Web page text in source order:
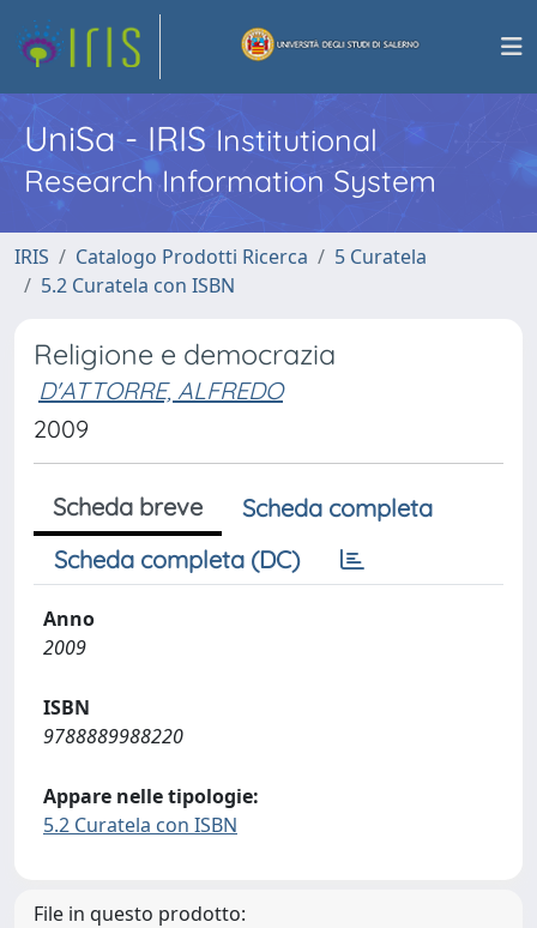
UniSa - IRISInstitutional
Research Information System
IRIS Catalogo Prodotti Ricerca
5 Curatela
5.2 Curatela con ISBN
Religione e democrazia
D'ATTORRE, ALFREDO
2009
Scheda breve
Scheda completa
Scheda completa (DC)
Anno
2009
ISBN
9788889988220
Appare nelle tipologie:
5.2 Curatela con ISBN
File in questo prodotto: